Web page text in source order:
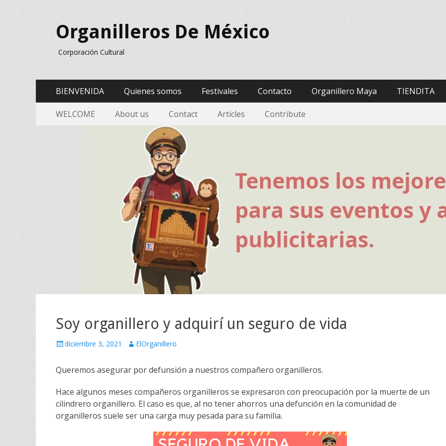
Organilleros De México
Corporación Cultural
Menú
Principal
contenido
BIENVENIDA Quienes somos Festivales Contacto Organillero Maya TIENDITA
Menu
Secundario
WELCOME About us Contact Articles Contribute
Soy organillero y adquirí un seguro de vida
Escrito
diciembre 3, 2021 AutorElOrganillero
Queremos asegurar por defunsión a nuestros compañero organilleros.
Hace algunos meses compañeros organilleros se expresaron con preocupación por la muerte de un
cilindrero organillero. El caso es que, al no tener ahorros una defunción en la comunidad de
organilleros suele ser una carga muy pesada para su familia.